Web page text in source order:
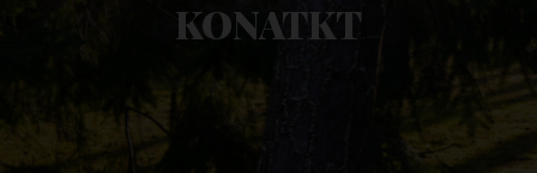
KONATKT